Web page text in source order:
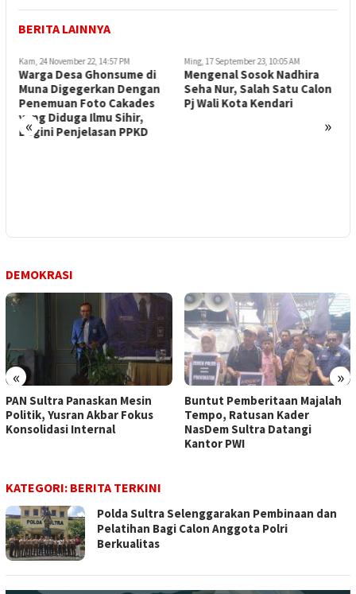
BERITA LAINNYA
« »
Kam, 24 November 22, 14:57 PM
Warga Desa Ghonsume di
Muna Digegerkan Dengan
Penemuan Foto Cakades
yang Diduga Ilmu Sihir,
Begini Penjelasan PPKD
Ming, 17 September 23, 10:05 AM
Mengenal Sosok Nadhira
Seha Nur, Salah Satu Calon
Pj Wali Kota Kendari
DEMOKRASI
« »
PAN Sultra Panaskan Mesin
Politik, Yusran Akbar Fokus
Konsolidasi Internal
Buntut Pemberitaan Majalah
Tempo, Ratusan Kader
NasDem Sultra Datangi
Kantor PWI
KATEGORI: BERITA TERKINI
Polda Sultra Selenggarakan Pembinaan dan
Pelatihan Bagi Calon Anggota Polri
Berkualitas